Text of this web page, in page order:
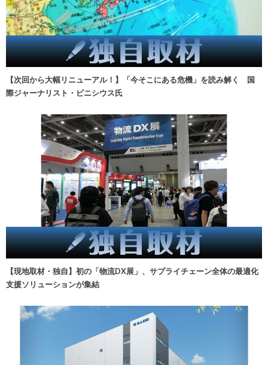
【次回から大幅リニューアル！】「今そこにある危機」を読み解く 国
際ジャーナリスト・ビニシウス氏
【現地取材・独自】初の「物流DX展」、サプライチェーン全体の最適化
支援ソリューションが集結